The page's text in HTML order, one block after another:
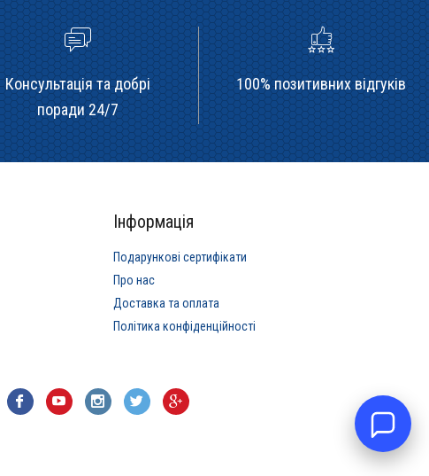
Консультація та добрі
поради 24/7
100% позитивних відгуків
Інформація
Подарункові сертифікати
Про нас
Доставка та оплата
Політика конфіденційності